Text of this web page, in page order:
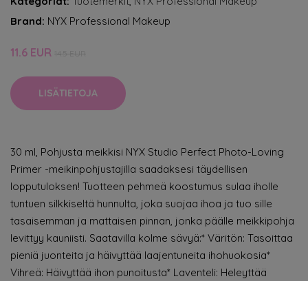
Brand: NYX Professional Makeup
11.6 EUR
LISÄTIETOJA
30 ml, Pohjusta meikkisi NYX Studio Perfect Photo-Loving
Primer -meikinpohjustajilla saadaksesi täydellisen
lopputuloksen! Tuotteen pehmeä koostumus sulaa iholle
tuntuen silkkiseltä hunnulta, joka suojaa ihoa ja tuo sille
tasaisemman ja mattaisen pinnan, jonka päälle meikkipohja
levittyy kauniisti. Saatavilla kolme sävyä:* Väritön: Tasoittaa
pieniä juonteita ja häivyttää laajentuneita ihohuokosia*
Vihreä: Häivyttää ihon punoitusta* Laventeli: Heleyttää